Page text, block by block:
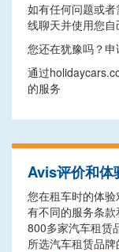
如有任何问题或
线聊天并使用您自
您还在犹豫吗？申
通过
的服务
Avis评价和体
您在租车时的体
有不同的服务条
800多家汽车租赁
所选汽车租赁品牌